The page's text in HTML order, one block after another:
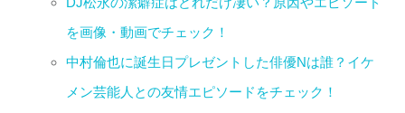
を画像・動画でチェック！
中村倫也に誕生日プレゼントした俳優Nは誰？イケ
メン芸能人との友情エピソードをチェック！